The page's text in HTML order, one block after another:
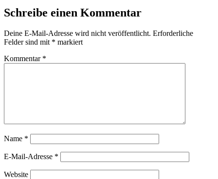
Schreibe einen Kommentar
Deine E-Mail-Adresse wird nicht veröffentlicht. Erforderliche
Felder sind mit * markiert
Kommentar *
Name *
E-Mail-Adresse *
Website